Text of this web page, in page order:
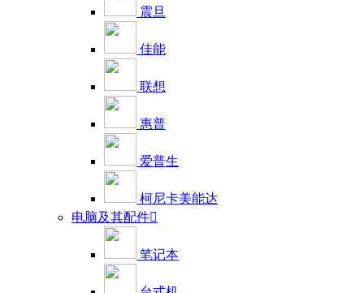
震旦
佳能
联想
惠普
爱普生
柯尼卡美能达
电脑及其配件
笔记本